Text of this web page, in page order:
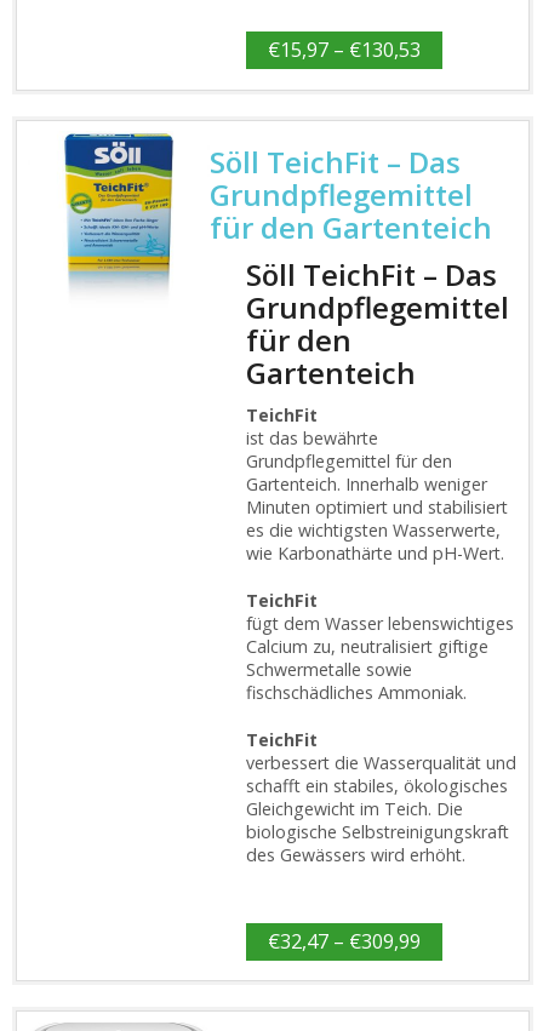
€15,97 – €130,53
Söll TeichFit – Das
Grundpflegemittel
für den Gartenteich
Söll TeichFit – Das
Grundpflegemittel
für den
Gartenteich
TeichFit
ist das bewährte
Grundpflegemittel für den
Gartenteich. Innerhalb weniger
Minuten optimiert und stabilisiert
es die wichtigsten Wasserwerte,
wie Karbonathärte und pH-Wert.
TeichFit
fügt dem Wasser lebenswichtiges
Calcium zu, neutralisiert giftige
Schwermetalle sowie
fischschädliches Ammoniak.
TeichFit
verbessert die Wasserqualität und
schafft ein stabiles, ökologisches
Gleichgewicht im Teich. Die
biologische Selbstreinigungskraft
des Gewässers wird erhöht.
€32,47 – €309,99